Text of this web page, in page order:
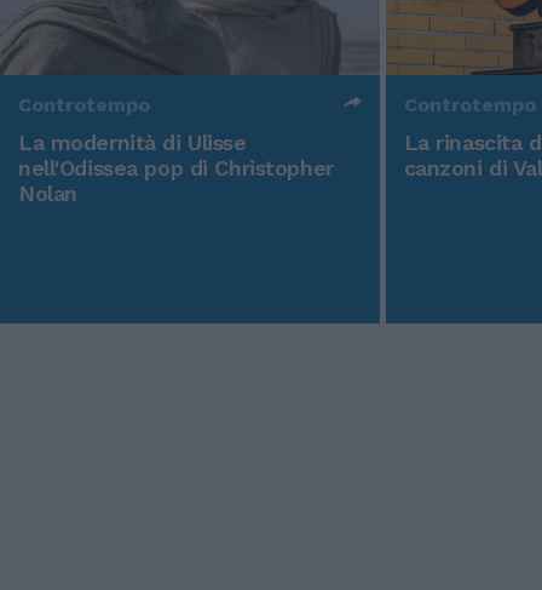
Controtempo
La modernità di Ulisse
nell'Odissea pop di Christopher
Nolan
Controtempo
La rinascita
canzoni di